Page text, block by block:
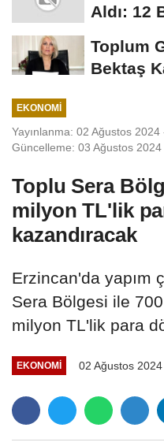
Aldı: 12
Toplum
Bektaş
EKONOMI
Yayınlanma: 02 Ağustos 2024
Güncelleme: 03 Ağustos
Toplu Sera
milyon TL'lik
kazandıracak
Erzincan'da yapım
Sera Bölgesi ile
milyon TL'lik para
EKONOMI 02 Ağustos